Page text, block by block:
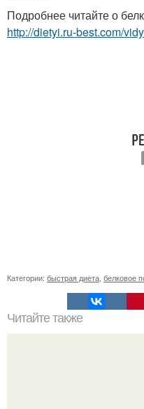
Подробнее читайте о
http://dietyi.ru-best.com/
Категории: быстрая диета белковое
Читайте также